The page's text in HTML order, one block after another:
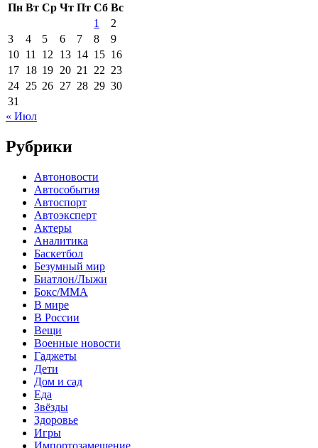
Пн Вт Ср Чт Пт Сб Вс
1
2
3
4 5 6 7 8
9
10 11 12 13 14 15 16
17 18 19 20 21 22 23
24 25 26 27 28 29 30
31
« Июл
Рубрики
Автоновости
Автособытия
Автоспорт
Автоэксперт
Актеры
Аналитика
Баскетбол
Безумный мир
Биатлон/Лыжи
Бокс/MMA
В мире
В России
Вещи
Военные новости
Гаджеты
Дети
Дом и сад
Еда
Звёзды
Здоровье
Игры
Импортозамещение